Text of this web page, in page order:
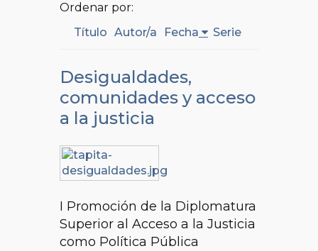
Ordenar por:
Título Autor/a Fecha Serie
Desigualdades,
comunidades y acceso
a la justicia
I Promoción de la Diplomatura
Superior al Acceso a la Justicia
como Política Pública